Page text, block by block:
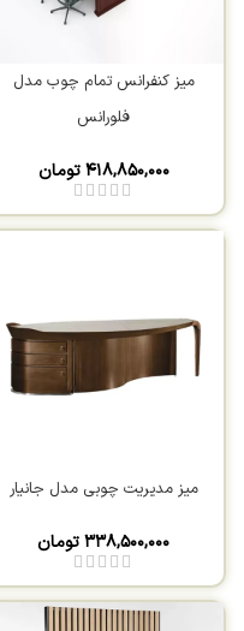
میز کنفرانس تمام چوب مدل
فلورانس
۴۱۸,۸۵۰,۰۰۰ تومان
میز مدیریت چوبی مدل جانیار
۳۳۸,۵۰۰,۰۰۰تومان